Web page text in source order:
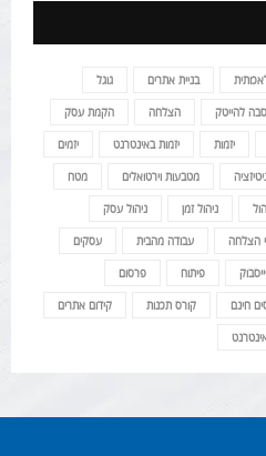
בניית אתרים גוגל
להייטק הצלחה הקמת עסק
יזמות יזמות באינטרנט יזמים
מטבעות וירטואלים מטח
ניהול זמן ניהול עסק
הצלחה עבודה מהבית עסקים
פיתוח פרסום
חינם קורס תכנות קידום אתרים